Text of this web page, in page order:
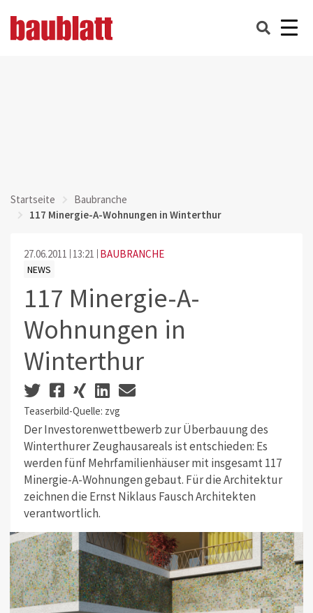
Startseite
Baubranche
117 Minergie-A-Wohnungen in Winterthur
27.06.2011 13:21 BAUBRANCHE
NEWS
117 Minergie-A-
Wohnungen in
Winterthur
Teaserbild-Quelle: zvg
Der Investorenwettbewerb zur Überbauung des
Winterthurer Zeughausareals ist entschieden: Es
werden fünf Mehrfamilienhäuser mit insgesamt 117
Minergie-A-Wohnungen gebaut. Für die Architektur
zeichnen die Ernst Niklaus Fausch Architekten
verantwortlich.